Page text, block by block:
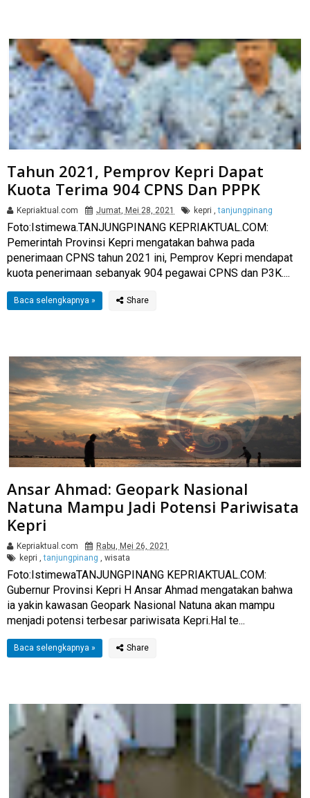
Tahun 2021, Pemprov Kepri Dapat
Kuota Terima 904 CPNS Dan PPPK
Kepriaktual.com Jumat, Mei 28, 2021 kepri tanjungpinang
Foto:Istimewa.TANJUNGPINANG KEPRIAKTUAL.COM:
Pemerintah Provinsi Kepri mengatakan bahwa pada
penerimaan CPNS tahun 2021 ini, Pemprov Kepri mendapat
kuota penerimaan sebanyak 904 pegawai CPNS dan P3K....
Baca selengkapnya »
Ansar Ahmad: Geopark Nasional
Natuna Mampu Jadi Potensi Pariwisata
Kepri
Kepriaktual.com
Rabu, Mei 26, 2021
kepri
tanjungpinang wisata
Foto:IstimewaTANJUNGPINANG KEPRIAKTUAL.COM:
Gubernur Provinsi Kepri H Ansar Ahmad mengatakan bahwa
ia yakin kawasan Geopark Nasional Natuna akan mampu
menjadi potensi terbesar pariwisata Kepri.Hal te...
Baca selengkapnya »